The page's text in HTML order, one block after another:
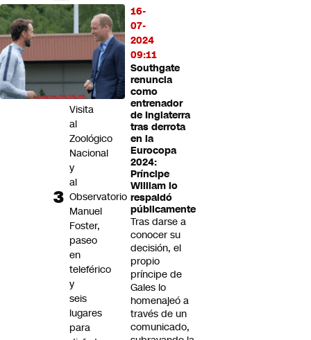
16-
07-
2024
09:11
Southgate
renuncia
como
entrenador
de Inglaterra
tras derrota
en la
Eurocopa
2024:
Príncipe
William lo
respaldó
públicamente
Tras darse a
conocer su
decisión, el
propio
príncipe de
Gales lo
homenajeó a
través de un
comunicado,
Panoramas
por
el
de
la
Niñez:
Visita
al
Zoológico
Nacional
y
al
Observatorio
Manuel
Foster,
paseo
en
teleférico
y
seis
lugares
para